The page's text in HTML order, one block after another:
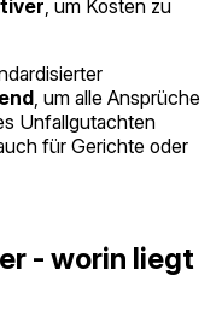
, um Kosten zu
, um alle Ansprüche
Unfallgutachten
für Gerichte oder
- worin liegt